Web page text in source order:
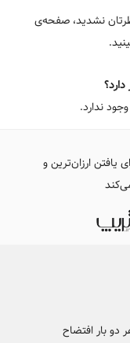
نشدید، صفحه‌ی
ندارد.
یافتن ارزان‌ترین و